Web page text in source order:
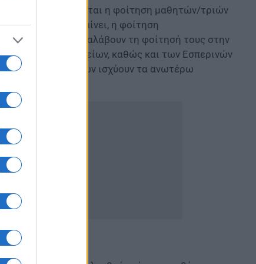
χαρακτηρίζεται η φοίτηση μαθητών/τριών
Εάν τις υπερβαίνει, η φοίτηση
ες να επαναλάβουν τη φοίτησή τους στην
και Λυκείων, καθώς και των Εσπερινών
Λυκείων ισχύουν τα ανωτέρω